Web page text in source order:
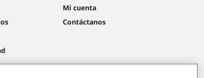
Mi cuenta
Contáctanos